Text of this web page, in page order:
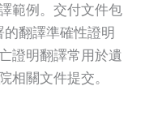
範例。交付文件包
翻譯準確性證明
證明翻譯常用於遺
相關文件提交。